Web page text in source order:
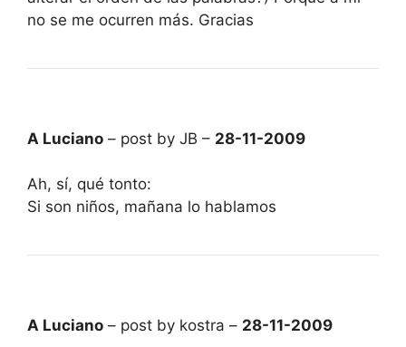
no se me ocurren más. Gracias
A Luciano – post by JB – 28-11-2009
Ah, sí, qué tonto:
Si son niños, mañana lo hablamos
A Luciano – post by kostra – 28-11-2009